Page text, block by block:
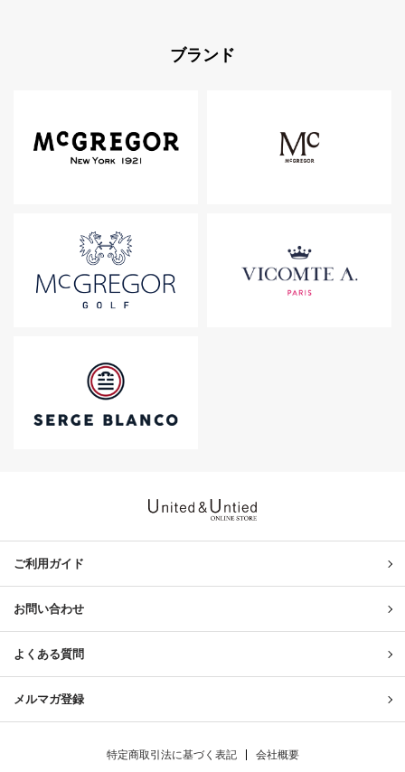
ブランド
ご利用ガイド
お問い合わせ
よくある質問
メルマガ登録
特定商取引法に基づく表記 会社概要